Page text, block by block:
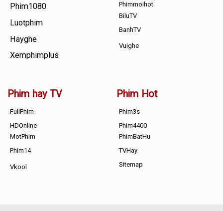
Phim1080
Luotphim
Hayghe
Xemphimplus
Phimmoihot
BiluTV
BanhTV
Vuighe
Phim hay TV
FullPhim
HDOnline
MotPhim
Phim14
Vkool
Phim Hot
Phim3s
Phim4400
PhimBatHu
TVHay
Sitemap